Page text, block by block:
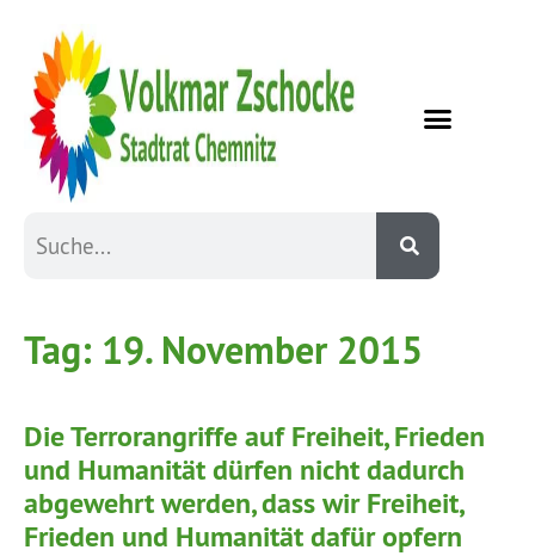
Tag: 19. November 2015
Die Terrorangriffe auf Freiheit, Frieden
und Humanität dürfen nicht dadurch
abgewehrt werden, dass wir Freiheit,
Frieden und Humanität dafür opfern